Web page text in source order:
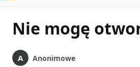
Nie mogę
Anonimowe